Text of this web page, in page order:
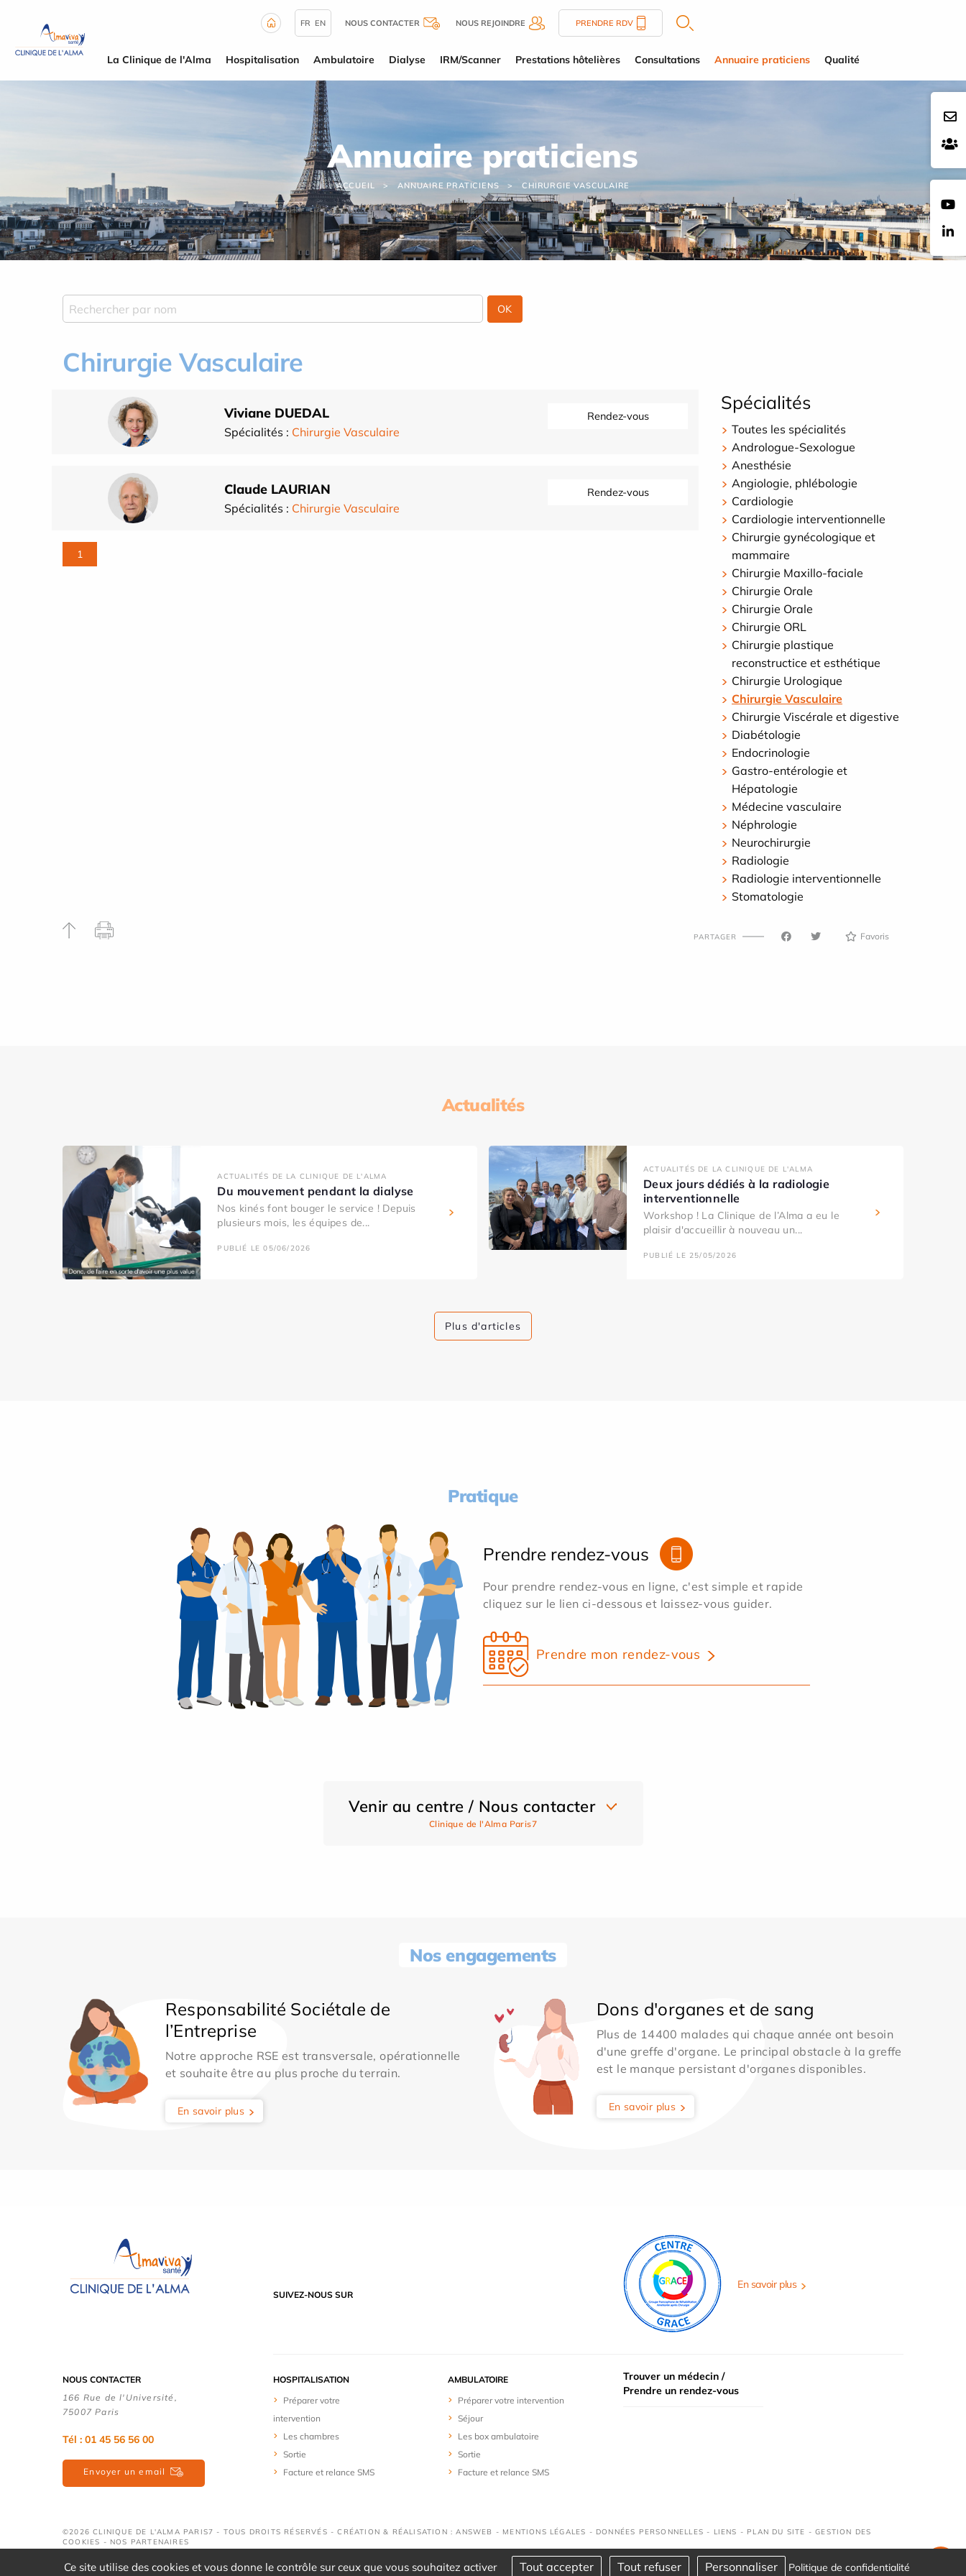
FR EN NOUS CONTACTER NOUS REJOINDRE PRENDRE RDV
La Clinique de l'Alma Hospitalisation Ambulatoire Dialyse IRM/Scanner Prestations hôtelières Consultations Annuaire praticiens Qualité
Annuaire praticiens
ACCUEIL ANNUAIRE PRATICIENS CHIRURGIE VASCULAIRE
Chirurgie Vasculaire
Viviane DUEDAL
Spécialités : Chirurgie Vasculaire
Rendez-vous
Claude LAURIAN
Spécialités : Chirurgie Vasculaire
Rendez-vous
1
Spécialités
Toutes les spécialités
Andrologue-Sexologue
Anesthésie
Angiologie, phlébologie
Cardiologie
Cardiologie interventionnelle
Chirurgie gynécologique et
mammaire
Chirurgie Maxillo-faciale
Chirurgie Orale
Chirurgie Orale
Chirurgie ORL
Chirurgie plastique
reconstructice et esthétique
Chirurgie Urologique
Chirurgie Vasculaire
Chirurgie Viscérale et digestive
Diabétologie
Endocrinologie
Gastro-entérologie et
Hépatologie
Médecine vasculaire
Néphrologie
Neurochirurgie
Radiologie
Radiologie interventionnelle
Stomatologie
PARTAGER Favoris
Actualités
ACTUALITÉS DE LA CLINIQUE DE L'ALMA
Du mouvement pendant la dialyse
Nos kinés font bouger le service ! Depuis
plusieurs mois, les équipes de...
PUBLIÉ LE 05/06/2026
ACTUALITÉS DE LA CLINIQUE DE L'ALMA
Deux jours dédiés à la radiologie
interventionnelle
Workshop ! La Clinique de l’Alma a eu le
plaisir d'accueillir à nouveau un...
PUBLIÉ LE 25/05/2026
Plus d'articles
Pratique
Prendre rendez-vous
Pour prendre rendez-vous en ligne, c'est simple et rapide
cliquez sur le lien ci-dessous et laissez-vous guider.
Prendre mon rendez-vous
Venir au centre / Nous contacter
Clinique de l'Alma Paris7
Nos engagements
Responsabilité Sociétale de
l’Entreprise
Notre approche RSE est transversale, opérationnelle
et souhaite être au plus proche du terrain.
En savoir plus
Dons d'organes et de sang
Plus de 14400 malades qui chaque année ont besoin
d'une greffe d'organe. Le principal obstacle à la greffe
est le manque persistant d'organes disponibles.
En savoir plus
SUIVEZ-NOUS SUR
En savoir plus
NOUS CONTACTER
166 Rue de l'Université,
75007 Paris
Tél : 01 45 56 56 00
Envoyer un email
HOSPITALISATION
Préparer votre
intervention
Les chambres
Sortie
Facture et relance SMS
AMBULATOIRE
Préparer votre intervention
Séjour
Les box ambulatoire
Sortie
Facture et relance SMS
Trouver un médecin /
Prendre un rendez-vous
©2026 CLINIQUE DE L'ALMA PARIS7 - TOUS DROITS RÉSERVÉS - CRÉATION & RÉALISATION : ANSWEB - MENTIONS LÉGALES - DONNÉES PERSONNELLES - LIENS - PLAN DU SITE -GESTION DES
COOKIES - NOS PARTENAIRES
Ce site utilise des cookies et vous donne le contrôle sur ceux que vous souhaitez activer Tout accepter Tout refuser Personnaliser Politique de confidentialité